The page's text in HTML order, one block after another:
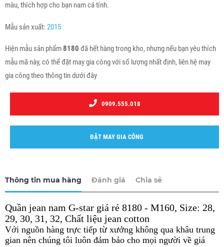
màu, thích hợp cho bạn nam cá tính.
Mẫu sản xuất: 2015
Hiện mẫu sản phẩm8180 đã hết hàng trong kho, nhưng nếu bạn yêu thích
mẫu mã này, có thể đặt may gia công với số lượng nhất định, liên hệ may
gia công theo thông tin dưới đây
0909.555.018
ĐẶT MAY GIA CÔNG
Thông tin mua hàng Đánh giá Chia sẻ
Quần jean nam G-star giá rẻ 8180 - M160, Size: 28,
29, 30, 31, 32, Chất liệu jean cotton
Với nguồn hàng trực tiếp từ xưởng không qua khâu trung
gian nên chúng tôi luôn đảm bảo cho mọi người về giá